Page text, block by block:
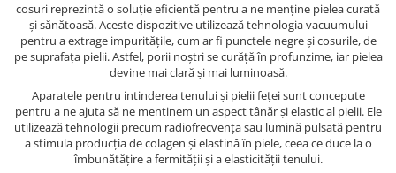
cosuri reprezintă o soluție eficientă pentru a ne menține pielea curată
și sănătoasă. Aceste dispozitive utilizează tehnologia vacuumului
pentru a extrage impuritățile, cum ar fi punctele negre și cosurile, de
pe suprafața pielii. Astfel, porii noștri se curăță în profunzime, iar pielea
devine mai clară și mai luminoasă.
Aparatele pentru intinderea tenului și pielii feței sunt concepute
pentru a ne ajuta să ne menținem un aspect tânăr și elastic al pielii. Ele
utilizează tehnologii precum radiofrecvența sau lumină pulsată pentru
a stimula producția de colagen și elastină în piele, ceea ce duce la o
îmbunătățire a fermității și a elasticității tenului.